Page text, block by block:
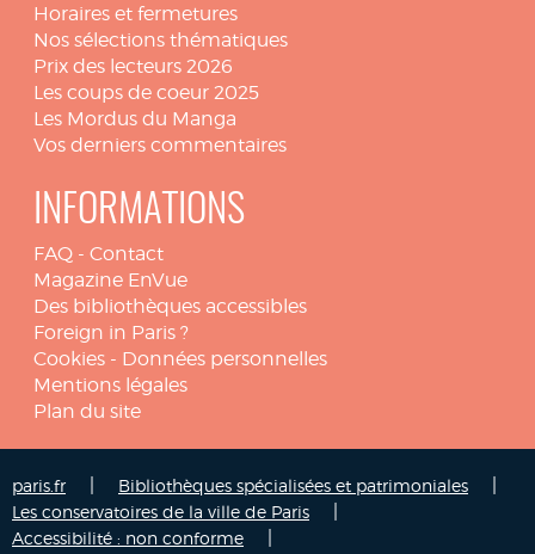
Horaires et fermetures
Nos sélections thématiques
Prix des lecteurs 2026
Les coups de coeur 2025
Les Mordus du Manga
Vos derniers commentaires
INFORMATIONS
FAQ - Contact
Magazine EnVue
Des bibliothèques accessibles
Foreign in Paris ?
Cookies - Données personnelles
Mentions légales
Plan du site
paris.fr Bibliothèques spécialisées et patrimoniales
Les conservatoires de la ville de Paris
Accessibilité : non conforme